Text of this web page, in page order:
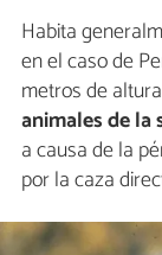
Habita
en el caso de
metros de
animales de
a causa de la
por la caza